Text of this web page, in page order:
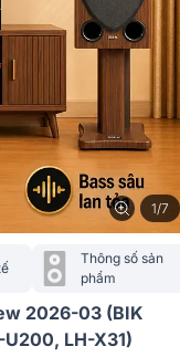
1/7
Thông số sản
phẩm
2026-03 (BIK
LH-X31)